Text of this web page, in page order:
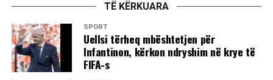
TË KËRKUARA
SPORT
Uellsi tërheq mbështetjen për
Infantinon, kërkon ndryshim në krye të
FIFA-s